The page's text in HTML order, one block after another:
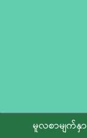
မူလစာမျက်နှာ